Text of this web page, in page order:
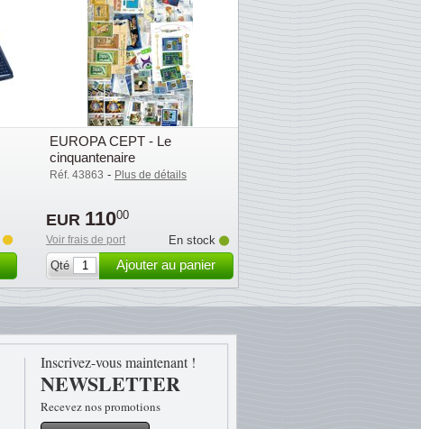
EUROPA CEPT - Le
cinquantenaire
Réf. 43863 - Plus de détails
EUR 11000
Voir frais de port
En stock
Qté
Ajouter au panier
Inscrivez-vous maintenant !
NEWSLETTER
Recevez nos promotions